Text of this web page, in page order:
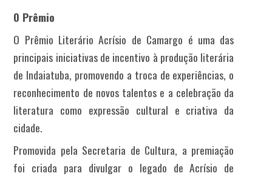
O Prêmio
O Prêmio Literário Acrísio de Camargo é uma das
principais iniciativas de incentivo à produção literária
de Indaiatuba, promovendo a troca de experiências, o
reconhecimento de novos talentos e a celebração da
literatura como expressão cultural e criativa da
cidade.
Promovida pela Secretaria de Cultura, a premiação
foi criada para divulgar o legado de Acrísio de